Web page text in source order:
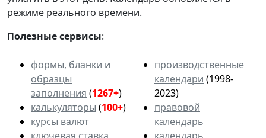
режиме реального времени.
Полезные сервисы:
формы, бланки и
образцы
заполнения (1267+)
калькуляторы (100+)
курсы валют
производственные
календари (1998-
2023)
правовой
календарь